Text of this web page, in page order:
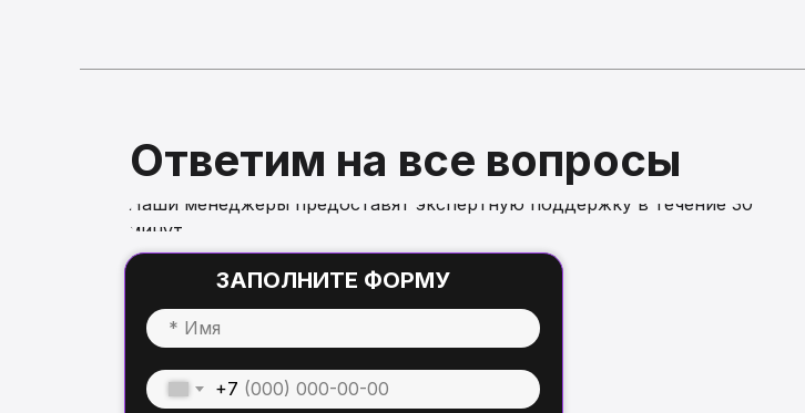
Наши менеджеры предоставят экспертную поддержку в течение 30
минут
Ответим на все вопросы
ЗАПОЛНИТЕ ФОРМУ
+7